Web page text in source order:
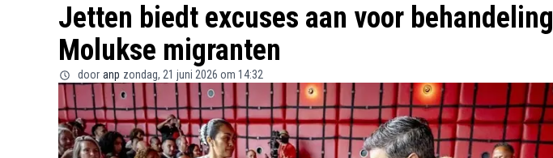
Jetten biedt excuses aan voor behandeling
Molukse migranten
door anp zondag, 21 juni 2026 om 14:32